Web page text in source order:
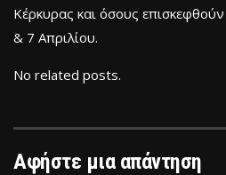
Κέρκυρας και όσους
& 7 Απριλίου.
No related posts.
Αφήστε μια απάντηση